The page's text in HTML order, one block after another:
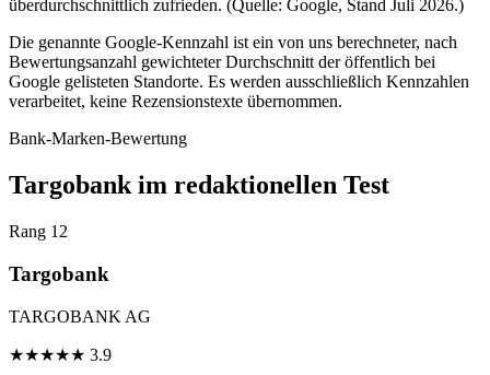
überdurchschnittlich zufrieden. (Quelle: Google, Stand Juli 2026.)
Die genannte Google-Kennzahl ist ein von uns berechneter, nach
Bewertungsanzahl gewichteter Durchschnitt der öffentlich bei
Google gelisteten Standorte. Es werden ausschließlich Kennzahlen
verarbeitet, keine Rezensionstexte übernommen.
Bank-Marken-Bewertung
Targobank im redaktionellen Test
Rang 12
Targobank
TARGOBANK AG
★★★★★ 3.9